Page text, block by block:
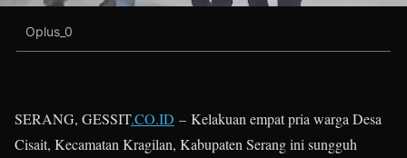
Oplus_0
SERANG, GESSIT.CO.ID – Kelakuan empat pria warga Desa
Cisait, Kecamatan Kragilan, Kabupaten Serang ini sungguh